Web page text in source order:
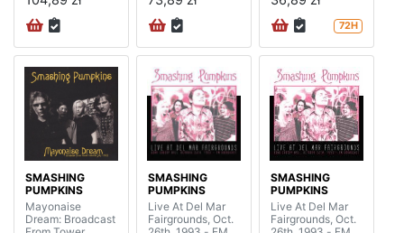
72H
SMASHING
PUMPKINS
Mayonaise
Dream: Broadcast
SMASHING
PUMPKINS
Live At Del Mar
Fairgrounds, Oct.
SMASHING
PUMPKINS
Live At Del Mar
Fairgrounds, Oct.